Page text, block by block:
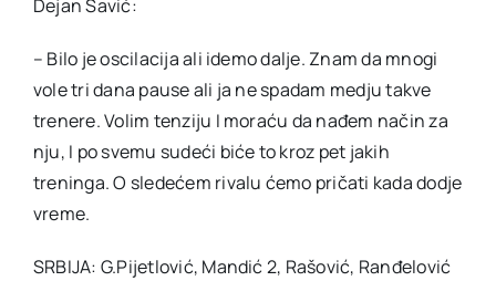
Dejan Savić:
– Bilo je oscilacija ali idemo dalje. Znam da mnogi
vole tri dana pause ali ja ne spadam medju takve
trenere. Volim tenziju I moraću da nađem način za
nju, I po svemu sudeći biće to kroz pet jakih
treninga. O sledećem rivalu ćemo pričati kada dodje
vreme.
SRBIJA: G.Pijetlović, Mandić 2, Rašović, Ranđelović